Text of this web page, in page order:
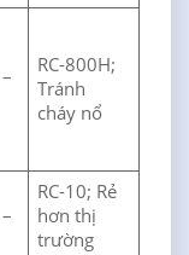
RC-800H;
Tránh
cháy nổ
RC-10; Rẻ
hơn thị
trường